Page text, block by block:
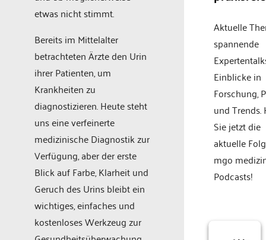
etwas nicht stimmt.
Bereits im Mittelalter
betrachteten Ärzte den Urin
ihrer Patienten, um
Krankheiten zu
diagnostizieren. Heute steht
uns eine verfeinerte
medizinische Diagnostik zur
Verfügung, aber der erste
Blick auf Farbe, Klarheit und
Geruch des Urins bleibt ein
wichtiges, einfaches und
kostenloses Werkzeug zur
Aktuelle
spannende
Einblicke in
Forschung,
und Trends.
Sie jetzt die
aktuelle
mgo
Podcasts!